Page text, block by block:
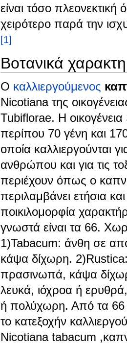
είναι τόσο
χειρότερο παρά την
[1]
Βοτανικά
Ο καλλιεργούμενος
Nicotiana της
Tubiflorae. Η
περίπου 70 γένη και
οποία καλλιεργούνται
ανθρώπου και για τις
περιέχουν όπως ο
περιλαμβάνει ετήσια
ποικιλομορφία
γνωστά είναι τα 66.
1)Tabacum: άνθη σε
κάψα δίχωρη. 2)Rustica:
πρασινωπά, κάψα
λευκά, ιόχροα ή
ή πολύχωρη. Από τα 66
το κατεξοχήν
Nicotiana tabacum